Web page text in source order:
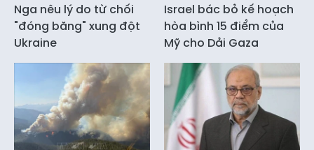
Nga nêu lý do từ chối
"đóng băng" xung đột
Ukraine
Israel bác bỏ kế hoạch
hòa bình 15 điểm của
Mỹ cho Dải Gaza